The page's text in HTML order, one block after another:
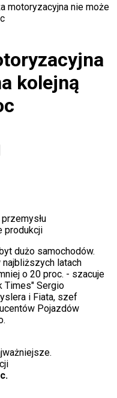
motoryzacyjna nie może
kolejną
produkcji
dużo samochodów.
najbliższych latach
o 20 proc. - szacuje
Times" Sergio
i Fiata, szef
Pojazdów